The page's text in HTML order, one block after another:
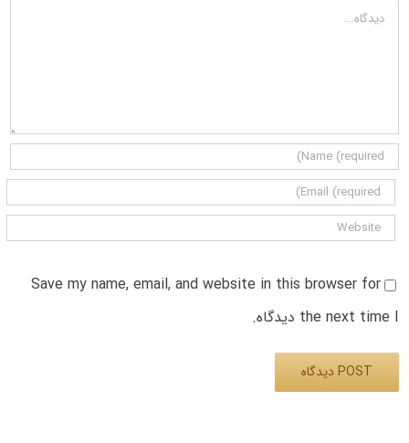
دیدگاه
Save my name, email, and website in this browser for
the next time I دیدگاه.